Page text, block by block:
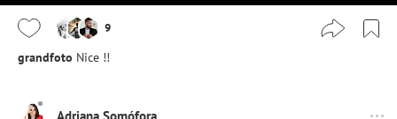
9
grandfoto Nice !!
Adriana Somófora